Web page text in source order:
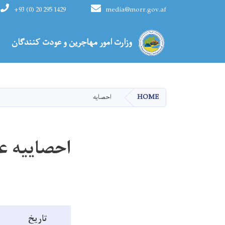
وزارت امور مهاجرین و عودت کنندگان
media@morr.gov.af
+93 (0) 20 295 1429
Main navigation
HOME احصایه
تاریخ